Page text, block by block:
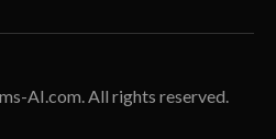
AI.com. All rights reserved.